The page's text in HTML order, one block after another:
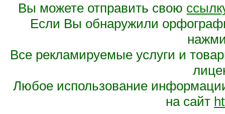
Вы можете отправить свою
Если Вы обнаружили
Все рекламируемые услуги и
Любое использование
на сайт